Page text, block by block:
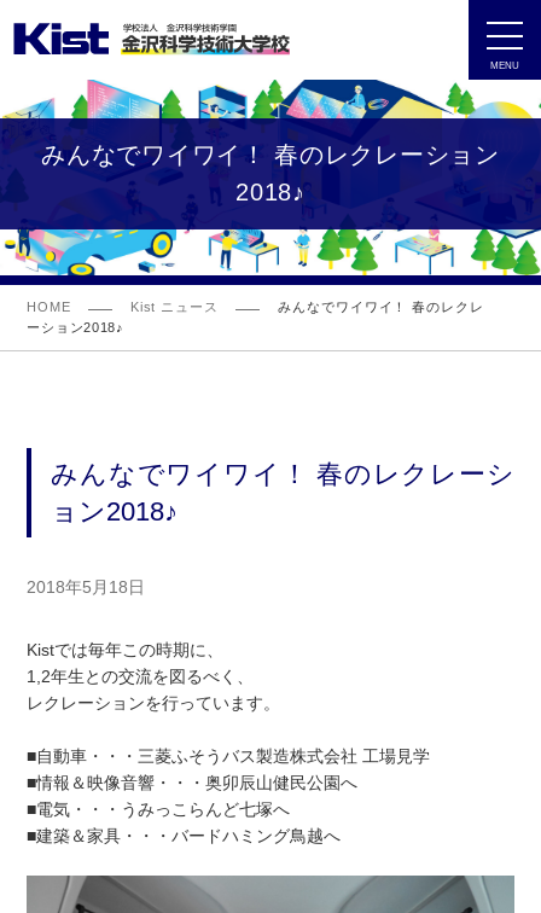
MENU
みんなでワイワイ！ 春のレクレーション
2018♪
HOME Kist ニュース
みんなでワイワイ！ 春のレクレ
ーション2018♪
みんなでワイワイ！ 春のレクレーシ
ョン2018♪
2018年5月18日
Kistでは毎年この時期に、
1,2年生との交流を図るべく、
レクレーションを行っています。
■自動車・・・三菱ふそうバス製造株式会社 工場見学
■情報＆映像音響・・・奥卯辰山健民公園へ
■電気・・・うみっこらんど七塚へ
■建築＆家具・・・バードハミング鳥越へ